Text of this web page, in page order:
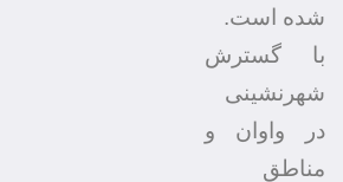
شده است.
با گسترش
شهرنشینی
در واوان و
مناطق